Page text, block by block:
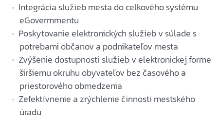
Integrácia služieb mesta do celkového systému
eGovermmentu
Poskytovanie elektronických služieb v súlade s
potrebami občanov a podnikateľov mesta
Zvýšenie dostupnosti služieb v elektronickej forme
širšiemu okruhu obyvateľov bez časového a
priestorového obmedzenia
Zefektívnenie a zrýchlenie činnosti mestského
úradu